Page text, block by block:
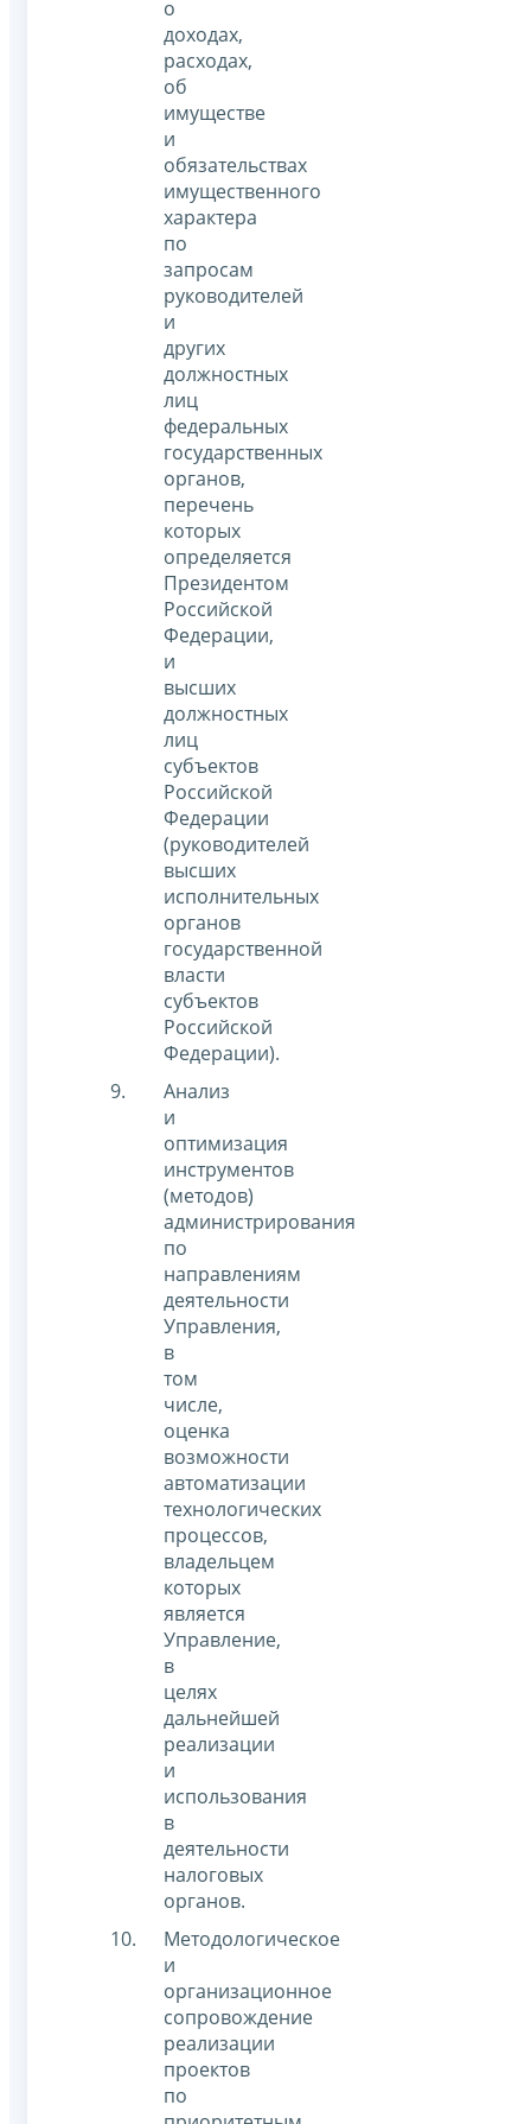
о
доходах,
расходах,
об
имуществе
и
обязательствах
имущественного
характера
по
запросам
руководителей
и
других
должностных
лиц
федеральных
государственных
органов,
перечень
которых
определяется
Президентом
Российской
Федерации,
и
высших
должностных
лиц
субъектов
Российской
Федерации
(руководителей
высших
исполнительных
органов
государственной
власти
субъектов
Российской
Федерации).
Анализ
и
оптимизация
инструментов
(методов)
администрирования
по
направлениям
деятельности
Управления,
в
том
числе,
оценка
возможности
автоматизации
технологических
процессов,
владельцем
которых
является
Управление,
в
целях
дальнейшей
реализации
и
использования
в
деятельности
налоговых
органов.
Методологическое
и
организационное
сопровождение
реализации
проектов
по